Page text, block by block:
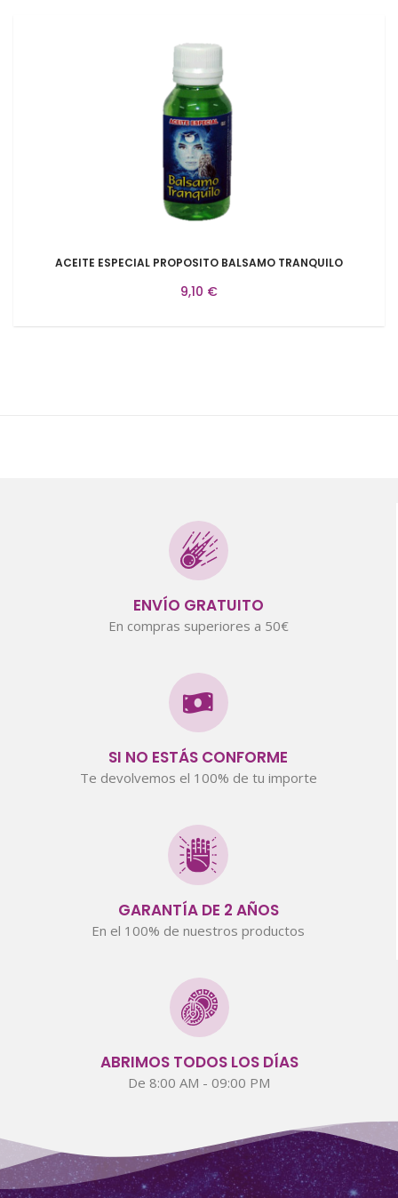
ACEITE ESPECIAL PROPOSITO BALSAMO TRANQUILO
9,10 €
ENVÍO GRATUITO
En compras superiores a 50€
SI NO ESTÁS CONFORME
Te devolvemos el 100% de tu importe
GARANTÍA DE 2 AÑOS
En el 100% de nuestros productos
ABRIMOS TODOS LOS DÍAS
De 8:00 AM - 09:00 PM